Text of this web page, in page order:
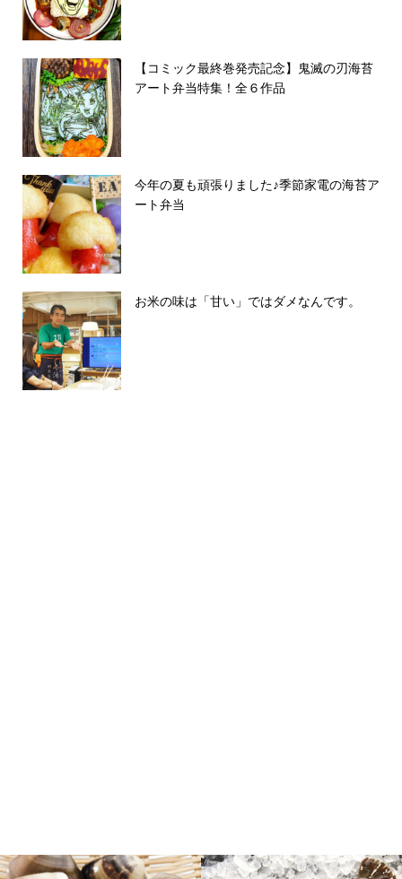
【コミック最終巻発売記念】鬼滅の刃海苔
アート弁当特集！全６作品
今年の夏も頑張りました♪季節家電の海苔ア
ート弁当
お米の味は「甘い」ではダメなんです。